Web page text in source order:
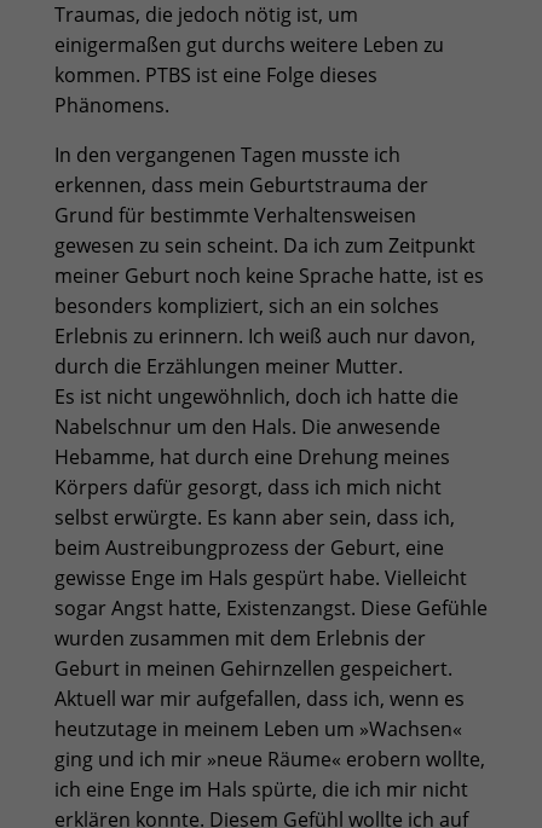
Traumas, die jedoch nötig ist, um
einigermaßen gut durchs weitere Leben zu
kommen. PTBS ist eine Folge dieses
Phänomens.
In den vergangenen Tagen musste ich
erkennen, dass mein Geburtstrauma der
Grund für bestimmte Verhaltensweisen
gewesen zu sein scheint. Da ich zum Zeitpunkt
meiner Geburt noch keine Sprache hatte, ist es
besonders kompliziert, sich an ein solches
Erlebnis zu erinnern. Ich weiß auch nur davon,
durch die Erzählungen meiner Mutter.
Es ist nicht ungewöhnlich, doch ich hatte die
Nabelschnur um den Hals. Die anwesende
Hebamme, hat durch eine Drehung meines
Körpers dafür gesorgt, dass ich mich nicht
selbst erwürgte. Es kann aber sein, dass ich,
beim Austreibungprozess der Geburt, eine
gewisse Enge im Hals gespürt habe. Vielleicht
sogar Angst hatte, Existenzangst. Diese Gefühle
wurden zusammen mit dem Erlebnis der
Geburt in meinen Gehirnzellen gespeichert.
Aktuell war mir aufgefallen, dass ich, wenn es
heutzutage in meinem Leben um »Wachsen«
ging und ich mir »neue Räume« erobern wollte,
ich eine Enge im Hals spürte, die ich mir nicht
erklären konnte. Diesem Gefühl wollte ich auf